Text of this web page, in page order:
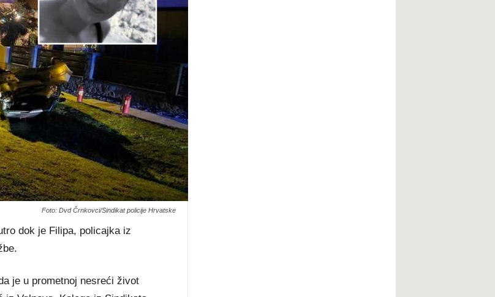
Foto: Dvd Črnkovci/Sindikat policije Hrvatske
dok je Filipa, policajka iz
je u prometnoj nesreći život